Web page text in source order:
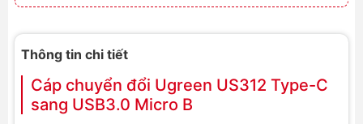
Thông tin chi tiết
Cáp chuyển đổi Ugreen US312 Type-C
sang USB3.0 Micro B